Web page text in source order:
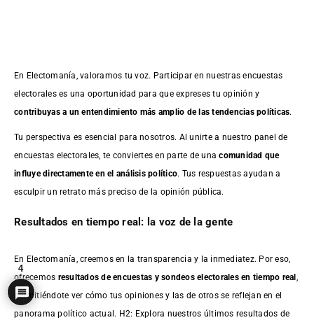
En Electomanía, valoramos tu voz. Participar en nuestras encuestas
electorales es una oportunidad para que expreses tu opinión y
contribuyas a un entendimiento más amplio de las tendencias políticas.
Tu perspectiva es esencial para nosotros. Al unirte a nuestro panel de
encuestas electorales, te conviertes en parte de unacomunidad que
influye directamente en el análisis político. Tus respuestas ayudan a
esculpir un retrato más preciso de la opinión pública.
Resultados en tiempo real: la voz de la gente
En Electomanía, creemos en la transparencia y la inmediatez. Por eso,
ofrecemos resultados deencuestas y sondeos electorales en tiempo real
permitiéndote ver cómo tus opiniones y las de otros se reflejan en el
panorama político actual. H2: Explora nuestros últimos resultados de
4